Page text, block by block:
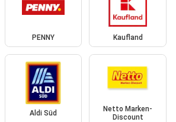
PENNY Kaufland
Aldi Süd
Netto Marken-
Discount